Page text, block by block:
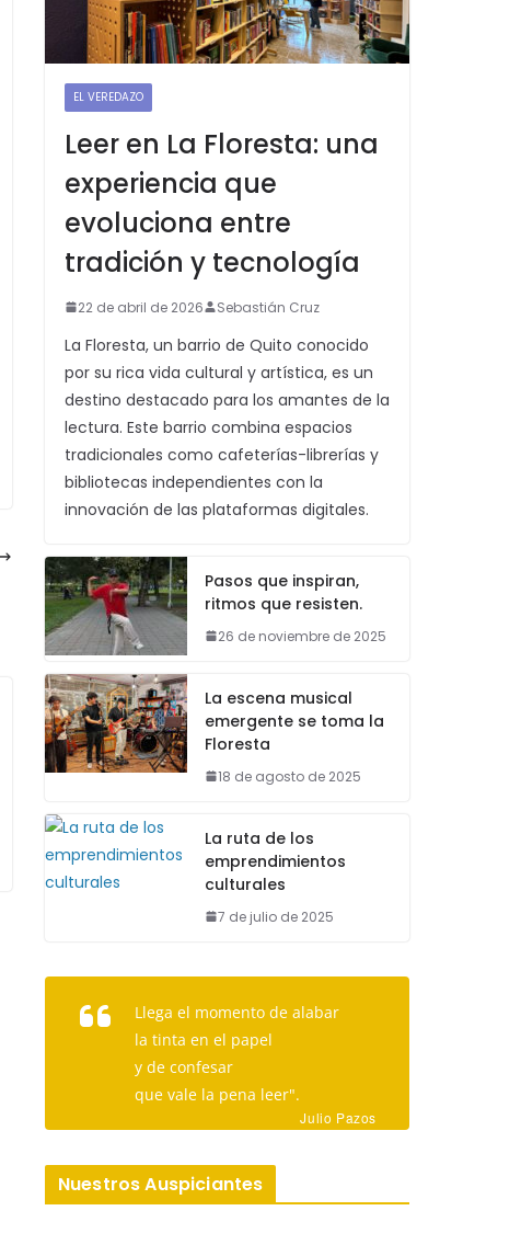
EL VEREDAZO
Leer en La Floresta: una
experiencia que
evoluciona entre
tradición y tecnología
22 de abril de 2026 Sebastián Cruz
La Floresta, un barrio de Quito conocido
por su rica vida cultural y artística, es un
destino destacado para los amantes de la
lectura. Este barrio combina espacios
tradicionales como cafeterías-librerías y
bibliotecas independientes con la
innovación de las plataformas digitales.
Pasos que inspiran,
ritmos que resisten.
26 de noviembre de 2025
La escena musical
emergente se toma la
Floresta
18 de agosto de 2025
La ruta de los
emprendimientos
culturales
7 de julio de 2025
Llega el momento de alabar
la tinta en el papel
y de confesar
que vale la pena leer".
Julio Pazos
Nuestros Auspiciantes